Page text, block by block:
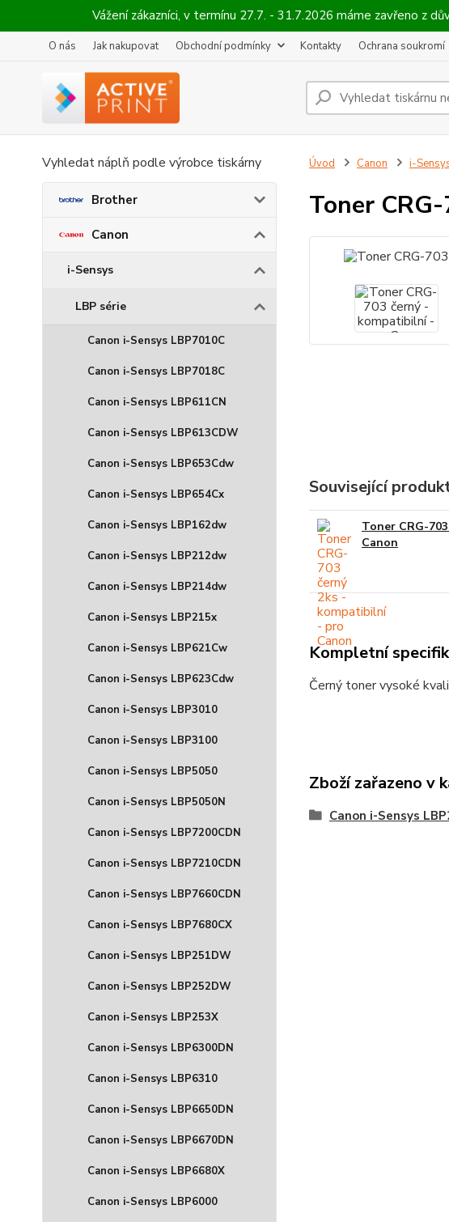
Vážení zákazníci, v termínu 27.7. - 31.7.2026 máme zavřeno z
O nás Jak nakupovat Obchodní podmínky Kontakty Ochrana soukromí
Vyhledat náplň podle výrobce tiskárny
Brother
Canon
i-Sensys
LBP série
Canon i-Sensys LBP7010C
Canon i-Sensys LBP7018C
Canon i-Sensys LBP611CN
Canon i-Sensys LBP613CDW
Canon i-Sensys LBP653Cdw
Canon i-Sensys LBP654Cx
Canon i-Sensys LBP162dw
Canon i-Sensys LBP212dw
Canon i-Sensys LBP214dw
Canon i-Sensys LBP215x
Canon i-Sensys LBP621Cw
Canon i-Sensys LBP623Cdw
Canon i-Sensys LBP3010
Canon i-Sensys LBP3100
Canon i-Sensys LBP5050
Canon i-Sensys LBP5050N
Canon i-Sensys LBP7200CDN
Canon i-Sensys LBP7210CDN
Canon i-Sensys LBP7660CDN
Canon i-Sensys LBP7680CX
Canon i-Sensys LBP251DW
Canon i-Sensys LBP252DW
Canon i-Sensys LBP253X
Canon i-Sensys LBP6300DN
Canon i-Sensys LBP6310
Canon i-Sensys LBP6650DN
Canon i-Sensys LBP6670DN
Canon i-Sensys LBP6680X
Canon i-Sensys LBP6000
Úvod Canon i-
Toner
Související
Toner CRG-
Canon
Kompletní
Černý toner vysoké
Zboží zařazeno v
Canon i-Sensys